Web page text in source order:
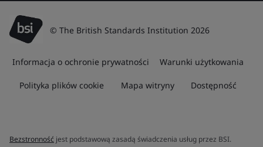
© The British Standards Institution 2026
Informacja o ochronie prywatności Warunki użytkowania
Polityka plików cookie Mapa witryny Dostępność
Bezstronność jest podstawową zasadą świadczenia usług przez BSI.